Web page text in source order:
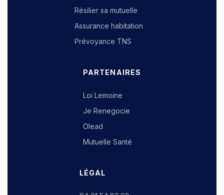
Résilier sa mutuelle
Assurance habitation
Prévoyance TNS
PARTENAIRES
Loi Lemoine
Je Renegocie
Olead
Mutuelle Santé
LÉGAL